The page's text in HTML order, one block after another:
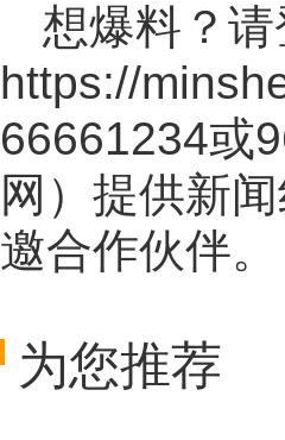
想爆料？
https://
66661234或
网 ）提供新
邀合作伙伴。
为您推荐